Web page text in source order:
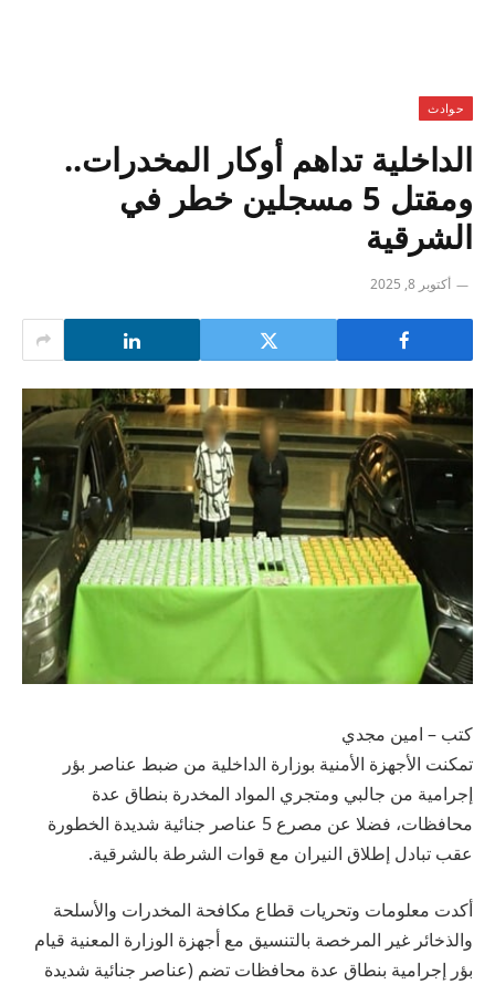
حوادث
الداخلية تداهم أوكار المخدرات..
ومقتل 5 مسجلين خطر في
الشرقية
أكتوبر 8, 2025
كتب – امين مجدي
تمكنت الأجهزة الأمنية بوزارة الداخلية من ضبط عناصر بؤر
إجرامية من جالبي ومتجري المواد المخدرة بنطاق عدة
محافظات، فضلا عن مصرع 5 عناصر جنائية شديدة الخطورة
عقب تبادل إطلاق النيران مع قوات الشرطة بالشرقية.
أكدت معلومات وتحريات قطاع مكافحة المخدرات والأسلحة
والذخائر غير المرخصة بالتنسيق مع أجهزة الوزارة المعنية قيام
بؤر إجرامية بنطاق عدة محافظات تضم (عناصر جنائية شديدة